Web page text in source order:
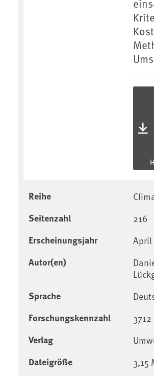
Reihe
Seitenzahl 216
Erscheinungsjahr April
Autor(en)
Sprache
Forschungskennzahl
Verlag
Dateigröße 3,15